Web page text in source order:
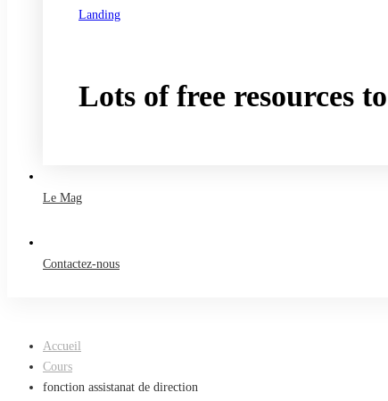
Landing
Lots of free resources
Le Mag
Contactez-nous
Accueil
Cours
fonction assistanat de direction